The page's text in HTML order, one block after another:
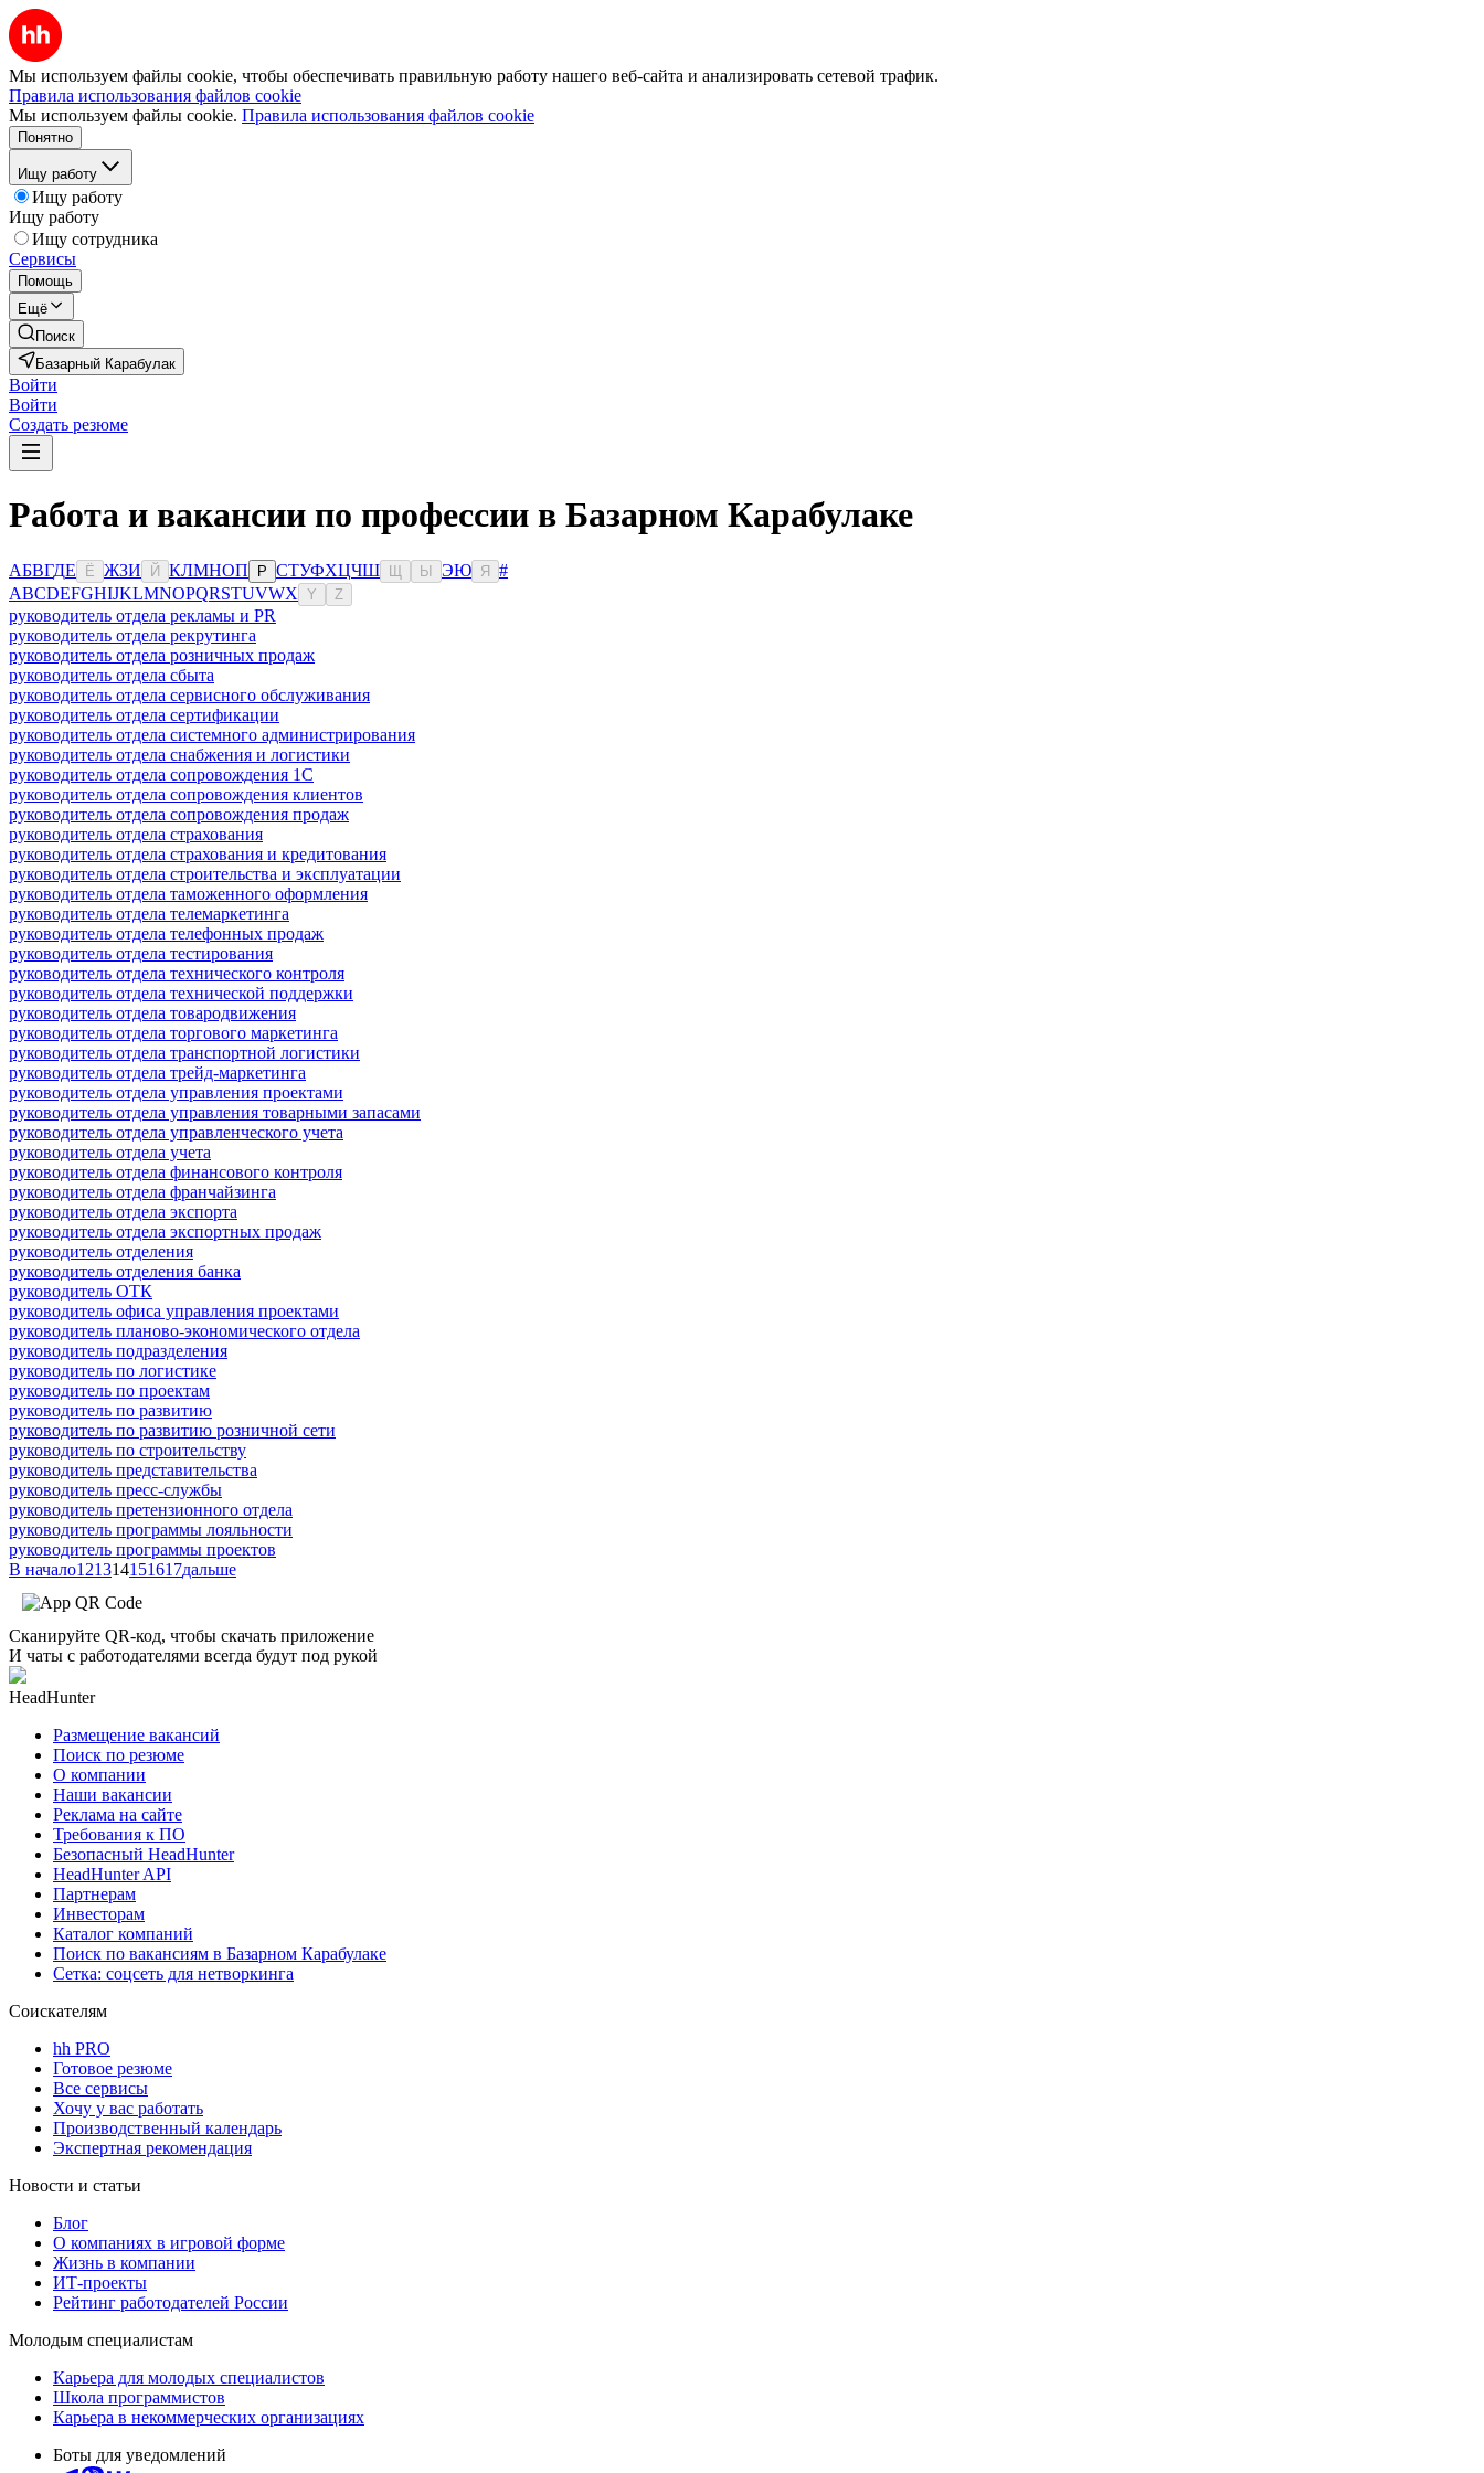
Мы используем файлы cookie, чтобы обеспечивать правильную работу нашего веб-сайта и анализировать сетевой трафик.
Правила использования файлов cookie
Мы используем файлы cookie. Правила использования файлов cookie
Понятно
Ищу работу
Ищу работу
Ищу работу
Ищу сотрудника
Сервисы
Помощь
Ещё
Поиск
Базарный Карабулак
Войти
Войти
Создать резюме
Работа и вакансии по профессии в Базарном Карабулаке
АБВГДЕ Ё ЖЗИ Й КЛМНОП Р СТУФХЦЧШ Ы ЭЮ Я
#
ABCDEFGHIJKLMNOPQRSTUVWX Y Z
руководитель отдела рекламы и PR
руководитель отдела рекрутинга
руководитель отдела розничных продаж
руководитель отдела сбыта
руководитель отдела сервисного обслуживания
руководитель отдела сертификации
руководитель отдела системного администрирования
руководитель отдела снабжения и логистики
руководитель отдела сопровождения 1С
руководитель отдела сопровождения клиентов
руководитель отдела сопровождения продаж
руководитель отдела страхования
руководитель отдела страхования и кредитования
руководитель отдела строительства и эксплуатации
руководитель отдела таможенного оформления
руководитель отдела телемаркетинга
руководитель отдела телефонных продаж
руководитель отдела тестирования
руководитель отдела технического контроля
руководитель отдела технической поддержки
руководитель отдела товародвижения
руководитель отдела торгового маркетинга
руководитель отдела транспортной логистики
руководитель отдела трейд-маркетинга
руководитель отдела управления проектами
руководитель отдела управления товарными запасами
руководитель отдела управленческого учета
руководитель отдела учета
руководитель отдела финансового контроля
руководитель отдела франчайзинга
руководитель отдела экспорта
руководитель отдела экспортных продаж
руководитель отделения
руководитель отделения банка
руководитель ОТК
руководитель офиса управления проектами
руководитель планово-экономического отдела
руководитель подразделения
руководитель по логистике
руководитель по проектам
руководитель по развитию
руководитель по развитию розничной сети
руководитель по строительству
руководитель представительства
руководитель пресс-службы
руководитель претензионного отдела
руководитель программы лояльности
руководитель программы проектов
В начало121314151617дальше
Сканируйте QR-код, чтобы скачать приложение
И чаты с работодателями всегда будут под рукой
HeadHunter
Размещение вакансий
Поиск по резюме
О компании
Наши вакансии
Реклама на сайте
Требования к ПО
Безопасный HeadHunter
HeadHunter API
Партнерам
Инвесторам
Каталог компаний
Поиск по вакансиям в Базарном Карабулаке
Сетка: соцсеть для нетворкинга
Соискателям
hh PRO
Готовое резюме
Все сервисы
Хочу у вас работать
Производственный календарь
Экспертная рекомендация
Новости и статьи
Блог
О компаниях в игровой форме
Жизнь в компании
ИТ-проекты
Рейтинг работодателей России
Молодым специалистам
Карьера для молодых специалистов
Школа программистов
Карьера в некоммерческих организациях
Боты для уведомлений